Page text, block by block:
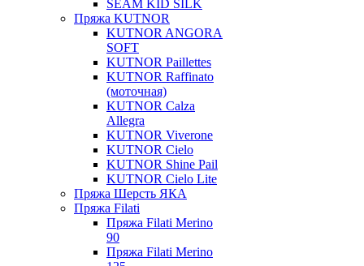
SEAM KID SILK
Пряжа KUTNOR
KUTNOR ANGORA
SOFT
KUTNOR Paillettes
KUTNOR Raffinato
(моточная)
KUTNOR Calza
Allegra
KUTNOR Viverone
KUTNOR Cielo
KUTNOR Shine Pail
KUTNOR Cielo Lite
Пряжа Шерсть ЯКА
Пряжа Filati
Пряжа Filati Merino
90
Пряжа Filati Merino